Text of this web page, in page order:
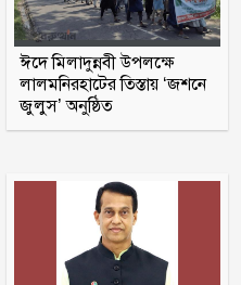
নির্বাচন ২০ আগস্ট
হামলা
সদর উপজেলা আ লীগ
মিজানুর মারা গেছেন
ঈদে মিলাদুন্নবী উপলক্ষে
লালমনিরহাটের তিস্তায় ‘জশনে
জুলুস’ অনুষ্ঠিত